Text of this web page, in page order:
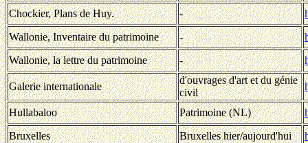
Chockier, Plans de Huy.
-
Wallonie, Inventaire du patrimoine
-
Wallonie, la lettre du patrimoine
-
Galerie internationale
d'ouvrages d'art et du génie
civil
Hullabaloo Patrimoine (NL)
Bruxelles
Bruxelles hier/aujourd'hui